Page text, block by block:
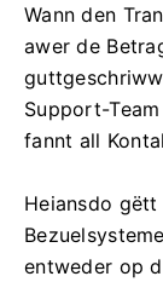
Wann den
awer de
Support-
fannt all
Heiansdo
entweder op